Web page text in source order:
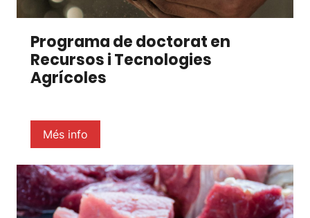
Programa de doctorat en
Recursos i Tecnologies
Agrícoles
Més info